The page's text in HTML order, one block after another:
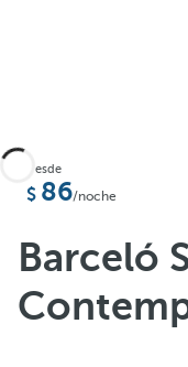
Compartir
Añadir a favoritos
Ver más fotos y videos
Desde
86/noche
Barceló